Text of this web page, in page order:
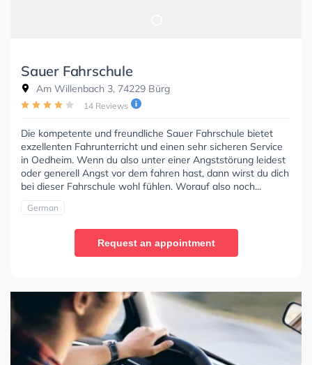
Sauer Fahrschule
Am Willenbach 3, 74229 Bürg
14 Reviews
Die kompetente und freundliche Sauer Fahrschule bietet
exzellenten Fahrunterricht und einen sehr sicheren Service
in Oedheim. Wenn du also unter einer Angststörung leidest
oder generell Angst vor dem fahren hast, dann wirst du dich
bei dieser Fahrschule wohl fühlen. Worauf also noch...
German
Request an appointment